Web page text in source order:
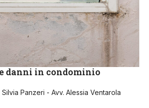
danni in condominio
Panzeri - Avv. Alessia Ventarola